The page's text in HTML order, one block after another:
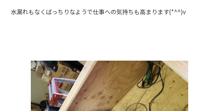
水漏れもなくばっちりなようで仕事への気持ちも高まります(*^^)v